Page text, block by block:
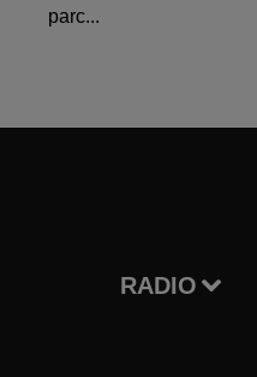
parc...
RADIO